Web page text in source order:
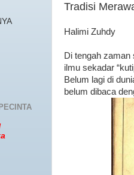
Tradisi
Halimi Zuhdy
Di tengah zaman
ilmu sekadar
Belum lagi di
belum dibaca